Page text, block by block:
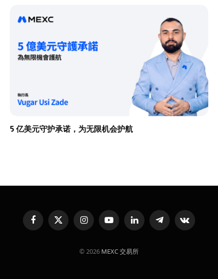
5 亿美元守护承诺，为无限机会护航
FacebookX
(Twitter)
InstagramYouTubeLinkedInTelegramVKontakte
© 2026 MEXC 交易所